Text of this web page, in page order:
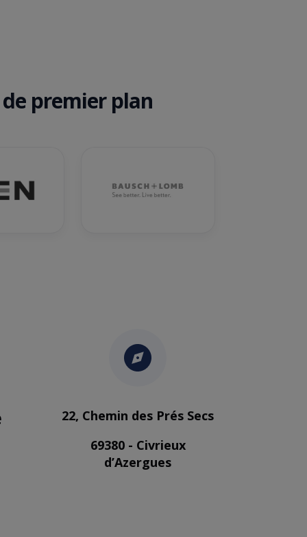
premier plan
22, Chemin des Prés Secs
69380 - Civrieux
d’Azergues